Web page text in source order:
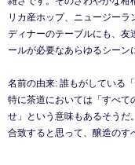
リカ産ホップ、ニュージーラ
ディナーのテーブルにも、友
ールが必要なあらゆるシーン
名前の由来: 誰もがしている
特に茶道においては「すべて
せ」という意味もあるそうだ
合致すると思って、醸造のす